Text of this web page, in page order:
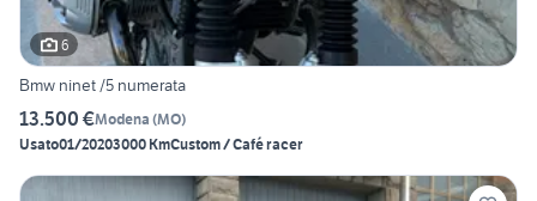
6
Bmw ninet /5 numerata
13.500 €Modena (MO)
Usato01/20203000 KmCustom / Café racer